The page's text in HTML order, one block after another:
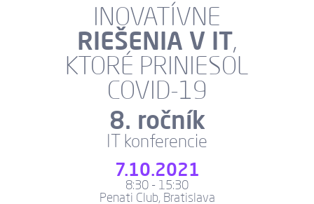
INOVATÍVNE
RIEŠENIA V IT,
KTORÉ PRINIESOL
COVID-19
8. ročník
IT konferencie
7.10.2021
8:30 - 15:30
Penati Club, Bratislava